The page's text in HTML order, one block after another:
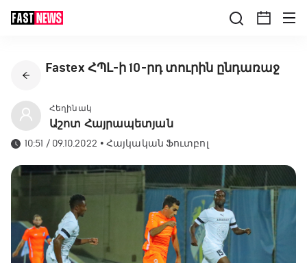
Fastex ՀՊԼ-ի 10-րդ տուրին ընդառաջ
Հեղինակ
Աշոտ Հայրապետյան
10:51 / 09.10.2022 •Հայկական Ֆուտբոլ